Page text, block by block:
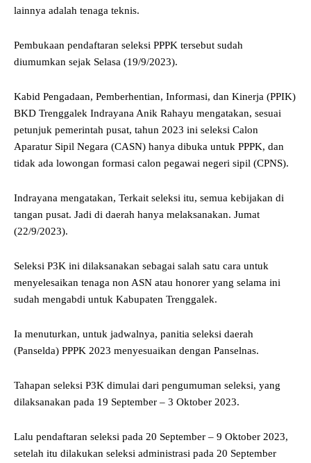
lainnya adalah tenaga teknis.
Pembukaan pendaftaran seleksi PPPK tersebut sudah
diumumkan sejak Selasa (19/9/2023).
Kabid Pengadaan, Pemberhentian, Informasi, dan Kinerja (PPIK)
BKD Trenggalek Indrayana Anik Rahayu mengatakan, sesuai
petunjuk pemerintah pusat, tahun 2023 ini seleksi Calon
Aparatur Sipil Negara (CASN) hanya dibuka untuk PPPK, dan
tidak ada lowongan formasi calon pegawai negeri sipil (CPNS).
Indrayana mengatakan, Terkait seleksi itu, semua kebijakan di
tangan pusat. Jadi di daerah hanya melaksanakan. Jumat
(22/9/2023).
Seleksi P3K ini dilaksanakan sebagai salah satu cara untuk
menyelesaikan tenaga non ASN atau honorer yang selama ini
sudah mengabdi untuk Kabupaten Trenggalek.
Ia menuturkan, untuk jadwalnya, panitia seleksi daerah
(Panselda) PPPK 2023 menyesuaikan dengan Panselnas.
Tahapan seleksi P3K dimulai dari pengumuman seleksi, yang
dilaksanakan pada 19 September – 3 Oktober 2023.
Lalu pendaftaran seleksi pada 20 September – 9 Oktober 2023,
setelah itu dilakukan seleksi administrasi pada 20 September